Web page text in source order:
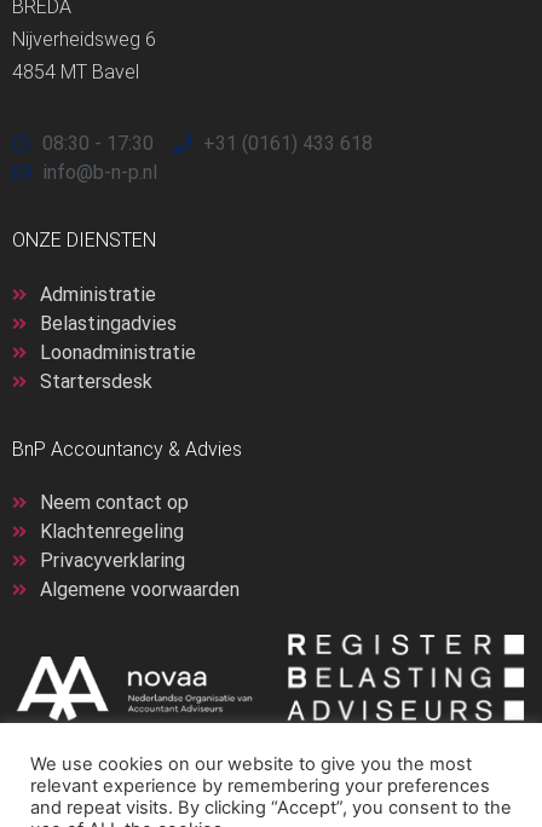
BREDA
Nijverheidsweg 6
4854 MT Bavel
08:30 - 17:30
+31 (0161) 433 618
info@b-n-p.nl
ONZE DIENSTEN
Administratie
Belastingadvies
Loonadministratie
Startersdesk
BnP Accountancy & Advies
Neem contact op
Klachtenregeling
Privacyverklaring
Algemene voorwaarden
We use cookies on our website to give you the most
relevant experience by remembering your preferences
and repeat visits. By clicking “Accept”, you consent to the